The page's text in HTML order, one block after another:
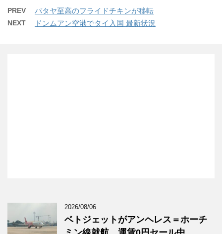
PREV パタヤ至高のフライドチキンが移転
NEXT ドンムアン空港でタイ入国 最新状況
2026/08/06
ベトジェットがアンヘレス＝ホーチ